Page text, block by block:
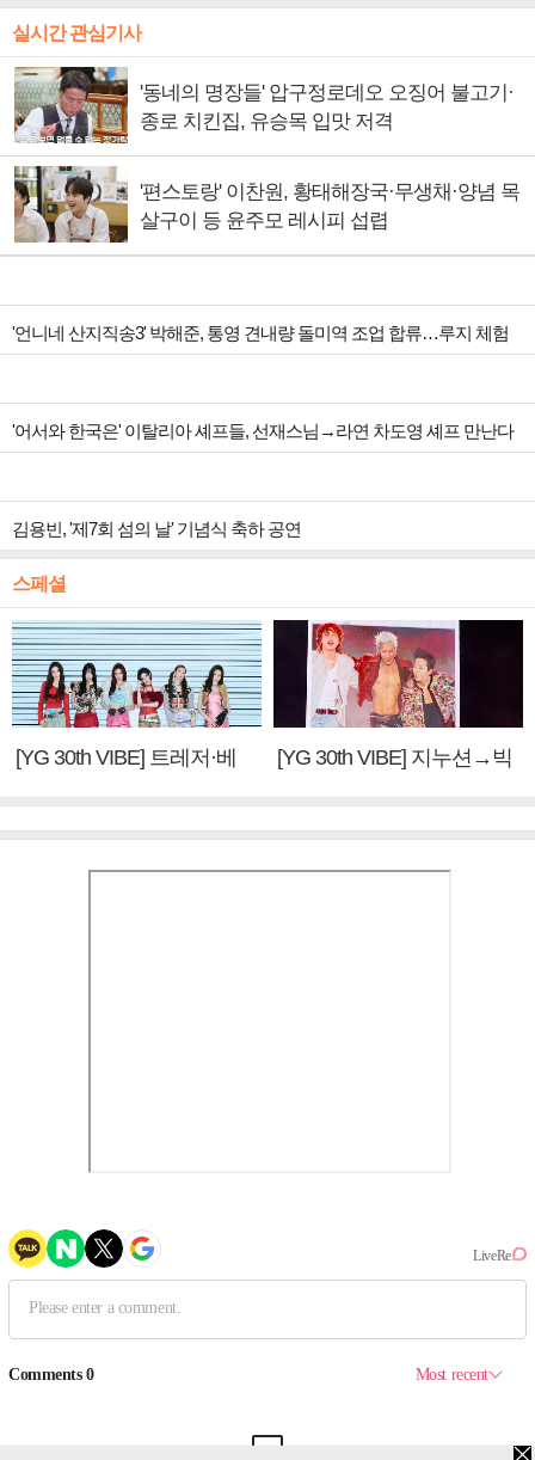
실시간 관심기사
'동네의 명장들' 압구정로데오 오징어 불고기·
종로 치킨집, 유승목 입맛 저격
'편스토랑' 이찬원, 황태해장국·무생채·양념 목
살구이 등 윤주모 레시피 섭렵
'언니네 산지직송3' 박해준, 통영 견내량 돌미역 조업 합류…루지 체험
'어서와 한국은' 이탈리아 셰프들, 선재스님→라연 차도영 셰프 만난다
김용빈, '제7회 섬의 날' 기념식 축하 공연
스페셜
[YG 30th VIBE] 트레저·베
[YG 30th VIBE] 지누션→빅